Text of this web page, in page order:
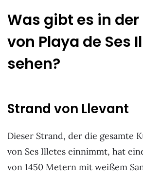
Was gibt es in der
von Playa de Ses
sehen?
Strand von Llevant
Dieser Strand, der die gesamte
von Ses Illetes einnimmt, hat
von 1450 Metern mit weißem